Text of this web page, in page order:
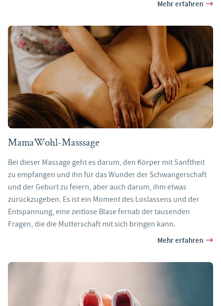
Mehr erfahren
MamaWohl-Masssage
Bei dieser Massage geht es darum, den Körper mit Sanftheit
zu empfangen und ihn für das Wunder der Schwangerschaft
und der Geburt zu feiern, aber auch darum, ihm etwas
zurückzugeben. Es ist ein Moment des Loslassens und der
Entspannung, eine zeitlose Blase fernab der tausenden
Fragen, die die Mutterschaft mit sich bringen kann.
Mehr erfahren